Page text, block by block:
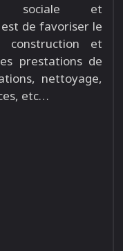
sociale et
de favoriser le
construction et
prestations de
nettoyage,
etc…